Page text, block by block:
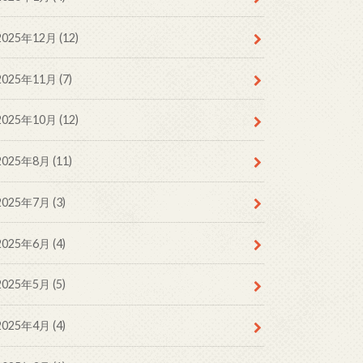
年12月 (12)
年11月 (7)
年10月 (12)
年8月 (11)
年7月 (3)
年6月 (4)
年5月 (5)
年4月 (4)